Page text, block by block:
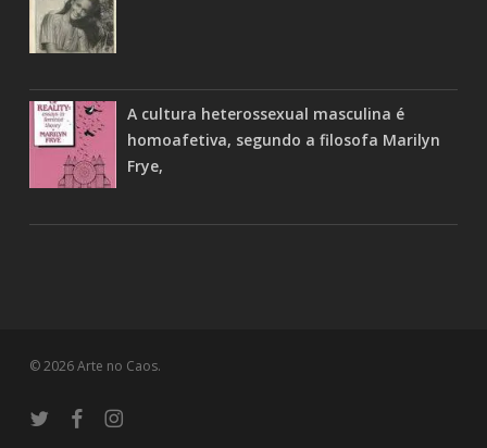
A cultura heterossexual masculina é
homoafetiva, segundo a filosofa Marilyn
Frye,
© 2026 Arte no Caos.
twitter facebookinstagram